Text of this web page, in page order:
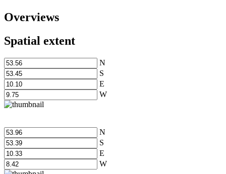
Overviews
Spatial extent
N
S
E
W
N
S
E
W